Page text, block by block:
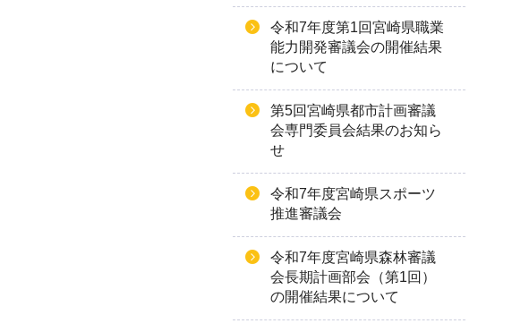
令和7年度第1回宮崎県職業
能力開発審議会の開催結果
について
第5回宮崎県都市計画審議
会専門委員会結果のお知ら
せ
令和7年度宮崎県スポーツ
推進審議会
令和7年度宮崎県森林審議
会長期計画部会（第1回）
の開催結果について